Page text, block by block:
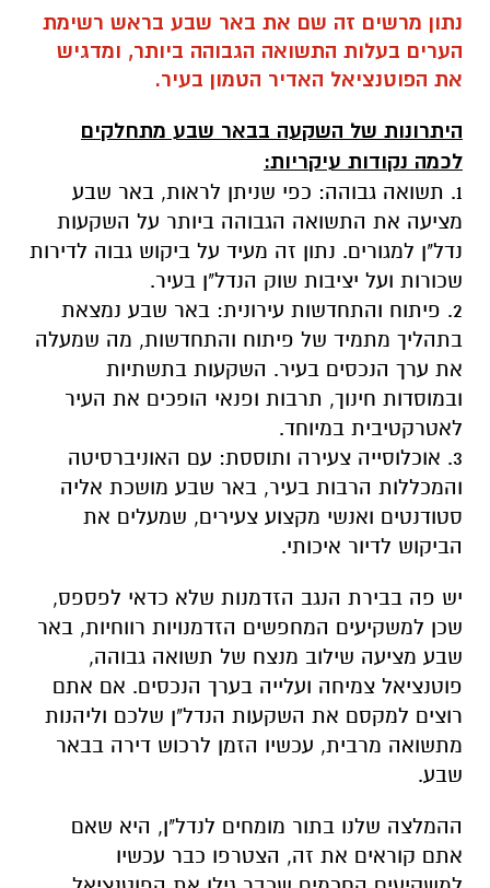
נתון מרשים זה שם את באר שבע בראש רשימת
הערים בעלות התשואה הגבוהה ביותר, ומדגיש
את הפוטנציאל האדיר הטמון בעיר.
היתרונות של השקעה בבאר שבע מתחלקים
לכמה נקודות עיקריות:
1. תשואה גבוהה: כפי שניתן לראות, באר שבע
מציעה את התשואה הגבוהה ביותר על השקעות
נדל"ן למגורים. נתון זה מעיד על ביקוש גבוה לדירות
שכורות ועל יציבות שוק הנדל"ן בעיר.
2. פיתוח והתחדשות עירונית: באר שבע נמצאת
בתהליך מתמיד של פיתוח והתחדשות, מה שמעלה
את ערך הנכסים בעיר. השקעות בתשתיות
ובמוסדות חינוך, תרבות ופנאי הופכים את העיר
לאטרקטיבית במיוחד.
3. אוכלוסייה צעירה ותוססת: עם האוניברסיטה
והמכללות הרבות בעיר, באר שבע מושכת אליה
סטודנטים ואנשי מקצוע צעירים, שמעלים את
הביקוש לדיור איכותי.
יש פה בבירת הנגב הזדמנות שלא כדאי לפספס,
שכן למשקיעים המחפשים הזדמנויות רווחיות, באר
שבע מציעה שילוב מנצח של תשואה גבוהה,
פוטנציאל צמיחה ועלייה בערך הנכסים. אם אתם
רוצים למקסם את השקעות הנדל"ן שלכם וליהנות
מתשואה מרבית, עכשיו הזמן לרכוש דירה בבאר
שבע.
ההמלצה שלנו בתור מומחים לנדל"ן, היא שאם
אתם קוראים את זה, הצטרפו כבר עכשיו